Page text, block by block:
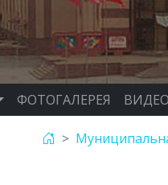
ФОТОГАЛЕРЕЯ